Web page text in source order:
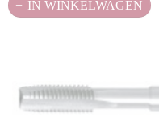
IN WINKELWAGEN